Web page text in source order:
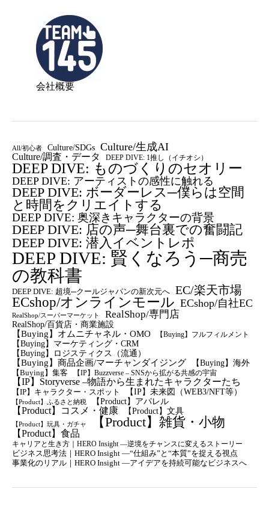
会社概要
All/初心者 Culture/SDGs Culture/生成AI
Culture/調査・データ DEEP DIVE: 1推し（イチオシ）
DEEP DIVE: ものづくりのセオリー
DEEP DIVE: アーティストの感性に触れる
DEEP DIVE: ボーダーレス─僕らは空間
と時間をクリエイトする
DEEP DIVE: 奥深きキャラクターの背景
DEEP DIVE: 店の声─舞台裏での奮闘記
DEEP DIVE: 潜入イベントレポ
DEEP DIVE: 賢くなろう─商売
の教科書
DEEP DIVE: 超境─クールジャパンの新次元へ EC/楽天市場
ECshop/オンラインモール ECshop/自社EC
RealShop/スーパーマーケット RealShop/専門店
RealShop/百貨店・商業施設
【Buying】オムニチャネル・OMO
【Buying】フルフィルメント
【Buying】マーケティング・CRM
【buying】ロジスティクス（流通）
【Buying】商品企画/マーチャンダイジング 【Buying】海外
【Buying】集客 【IP】Buzzverse – SNSから拡がる共感の宇宙
【IP】Storyverse –物語から生まれたキャラクターたち
【IP】キャラクター・スポット 【IP】未来図（WEB3/NFT等）
【Product】ふるさと納税 【Product】アパレル
【Product】コスメ・健康 【Product】文具
【Product】玩具・ガチャ 【Product】雑貨・小物
【Product】食品
キャリアと生き方｜HERO Insight —逆境をチャンスに変えるストーリー
ビジネス思考法｜HERO Insight —“仕組み”と“本質”を捉える視点
事業化のリアル｜HERO Insight —アイデアを持続可能なビジネスへ